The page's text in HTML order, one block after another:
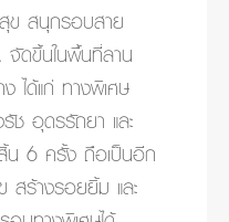
ข สนุกรอบสาย
จัดขึ้นในพื้นที่ลาน
ได้แก่ ทางพิเศษ
ช อุดรรัถยา และ
น 6 ครั้ง ถือเป็นอีก
ร้างรอยยิ้ม และ